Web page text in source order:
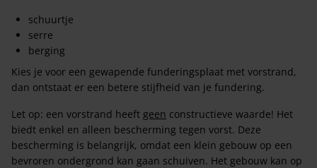
schuurtje
serre
berging
Kies je voor een gewapende funderingsplaat met vorstrand,
dan ontstaat er een betere stijfheid van je fundering.
Let op: een vorstrand heeft geen constructieve waarde! Het
biedt enkel en alleen bescherming tegen vorst. Deze
bescherming is belangrijk, omdat een klein gebouw op een
bevroren ondergrond kan gaan schuiven. Het gebouw kan op